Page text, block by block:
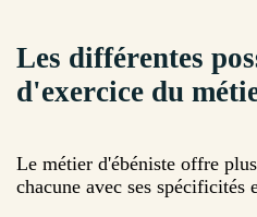
Les différentes
d'exercice du
Le métier d'ébéniste offre
chacune avec ses spécificités